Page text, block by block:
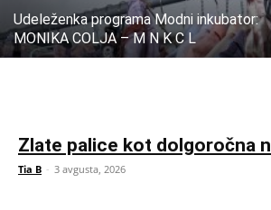
Udeleženka programa Modni inkubator:
MONIKA COLJA – M N K C L
Zlate palice kot dolgoročna
Tia B - 3 avgusta, 2026